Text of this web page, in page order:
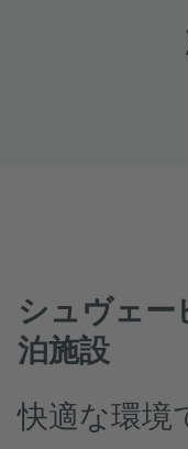
シュヴェ
泊施設
快適な環境